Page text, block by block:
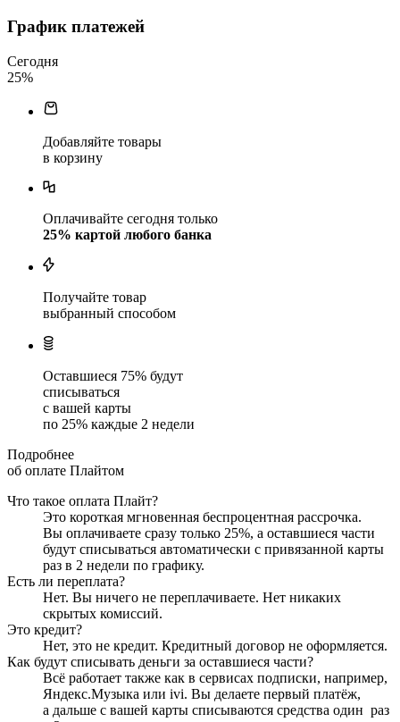
График платежей
Сегодня
25%
Добавляйте товары
в корзину
Оплачивайте сегодня только
25% картой любого банка
Получайте товар
выбранный способом
Оставшиеся 75% будут
списываться
с вашей карты
по 25% каждые 2 недели
Подробнее
об оплате Плайтом
Что такое оплата Плайт?
Это короткая мгновенная беспроцентная рассрочка.
Вы оплачиваете сразу только 25%, а оставшиеся части
будут списываться автоматически с привязанной карты
раз в 2 недели по графику.
Есть ли переплата?
Нет. Вы ничего не переплачиваете. Нет никаких
скрытых комиссий.
Это кредит?
Нет, это не кредит. Кредитный договор не оформляется.
Как будут списывать деньги за оставшиеся части?
Всё работает также как в сервисах подписки, например,
Яндекс.Музыка или ivi. Вы делаете первый платёж,
а дальше с вашей карты списываются средства один раз